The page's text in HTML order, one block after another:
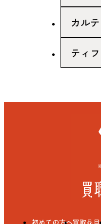
カル
ティ